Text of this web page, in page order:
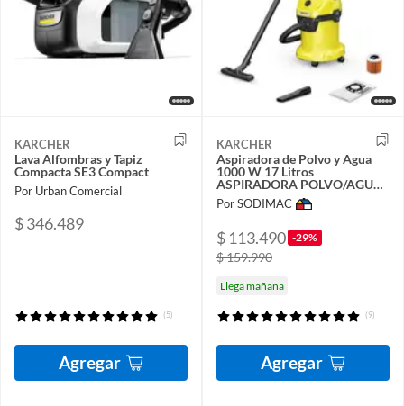
KARCHER
Lava Alfombras y Tapiz
Compacta SE3 Compact
Por Urban Comercial
$ 346.489
(5)
Agregar
KARCHER
Aspiradora de Polvo y Agua
1000 W 17 Litros
ASPIRADORA POLVO/AGUA
WD3 V-17
Por SODIMAC
$ 113.490 -29%
$ 159.990
Llega mañana
(9)
Agregar